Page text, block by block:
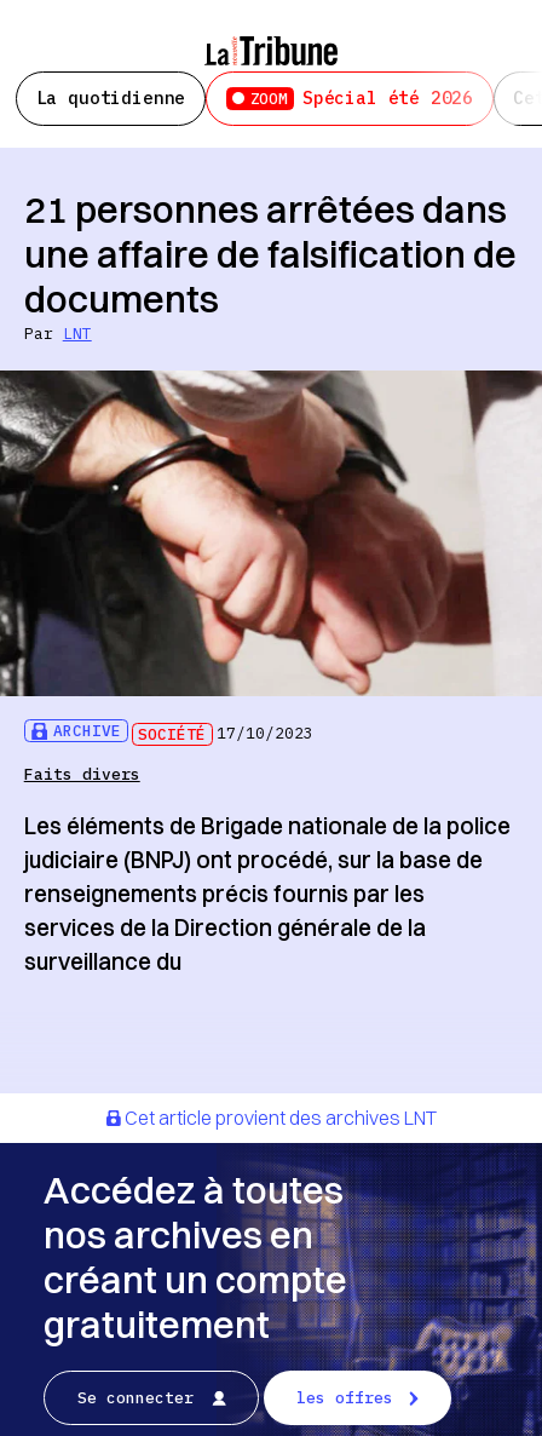
La quotidienne ZOOM Spécial été 2026
ARCHIVE SOCIÉTÉ
17/10/2023
Faits divers
21 personnes arrêtées dans
une affaire de falsification de
documents
Par LNT
Les éléments de Brigade nationale de la police
judiciaire (BNPJ) ont procédé, sur la base de
renseignements précis fournis par les
services de la Direction générale de la
surveillance du
Cet article provient des archives LNT
Accédez à toutes
nos archives en
créant un compte
gratuitement
Se connecter les offres